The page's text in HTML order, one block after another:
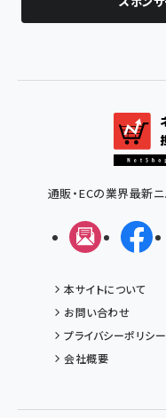
通販・ECの業界最新
メルマガ
本サイトについて
お問い合わせ
プライバシーポリシー
会社概要